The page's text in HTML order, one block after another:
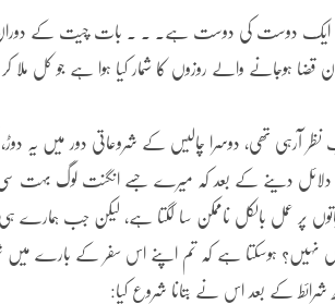
تھی یہ ایک دوست کی دوست ہے۔ ۔ ۔ بات چیت کے
ہوجانے والے روزوں کا شمار کیا ہوا ہے جو کل ملا کر
آرہی تھی، دوسرا چالیس کے شروعاتی دور میں یہ دوڑ،
دلائل دینے کے بعد کہ میرے جسے انگنت لوگ بہت
پر عمل بالکل ناممکن سا لگتا ہے، لیکن جب ہمارے ہی
نہیں؟ ہوسکتا ہے کہ تم اپنے اس سفر کے بارے میں
شرائط کے بعد اس نے بتانا شروع کیا: